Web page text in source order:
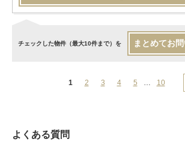
チェックした物件（最大10件まで）を まとめてお
1 2 3 4 5 … 10
よくある質問